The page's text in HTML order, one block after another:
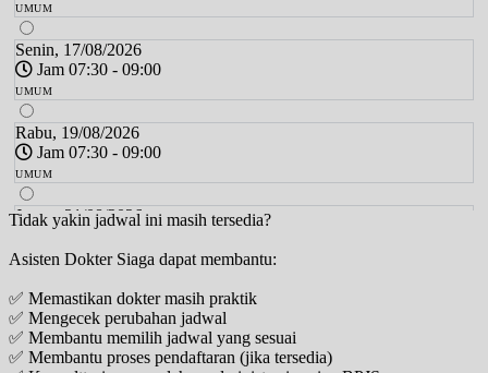
UMUM
Senin, 17/08/2026
Jam 07:30 - 09:00
UMUM
Rabu, 19/08/2026
Jam 07:30 - 09:00
UMUM
Jumat, 21/08/2026
Jam 07:30 - 09:00
UMUM
Senin, 24/08/2026
Jam 07:30 - 09:00
UMUM
Tidak yakin jadwal ini masih tersedia?
Asisten Dokter Siaga dapat membantu:
✅ Memastikan dokter masih praktik
✅ Mengecek perubahan jadwal
✅ Membantu memilih jadwal yang sesuai
✅ Membantu proses pendaftaran (jika tersedia)